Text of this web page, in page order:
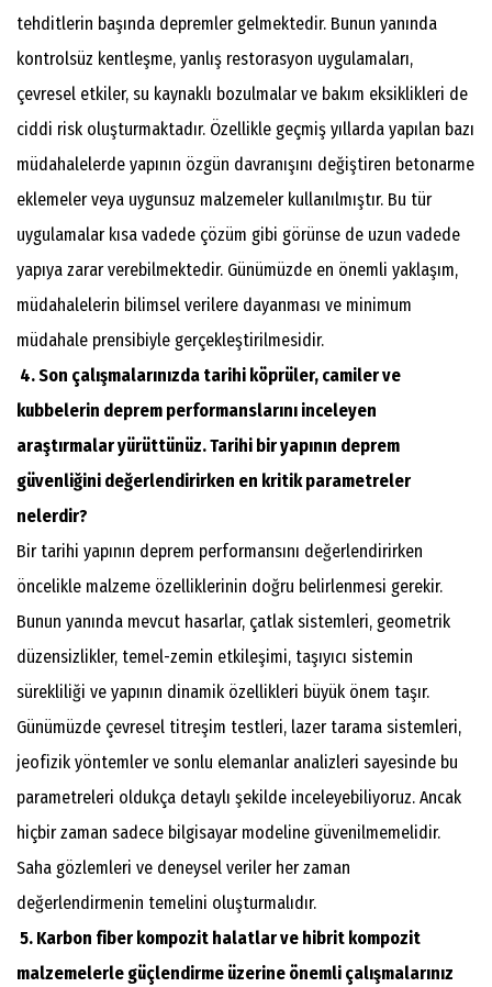
tehditlerin başında depremler gelmektedir. Bunun yanında
kontrolsüz kentleşme, yanlış restorasyon uygulamaları,
çevresel etkiler, su kaynaklı bozulmalar ve bakım eksiklikleri de
ciddi risk oluşturmaktadır. Özellikle geçmiş yıllarda yapılan bazı
müdahalelerde yapının özgün davranışını değiştiren betonarme
eklemeler veya uygunsuz malzemeler kullanılmıştır. Bu tür
uygulamalar kısa vadede çözüm gibi görünse de uzun vadede
yapıya zarar verebilmektedir. Günümüzde en önemli yaklaşım,
müdahalelerin bilimsel verilere dayanması ve minimum
müdahale prensibiyle gerçekleştirilmesidir.
4. Son çalışmalarınızda tarihi köprüler, camiler ve
kubbelerin deprem performanslarını inceleyen
araştırmalar yürüttünüz. Tarihi bir yapının deprem
güvenliğini değerlendirirken en kritik parametreler
nelerdir?
Bir tarihi yapının deprem performansını değerlendirirken
öncelikle malzeme özelliklerinin doğru belirlenmesi gerekir.
Bunun yanında mevcut hasarlar, çatlak sistemleri, geometrik
düzensizlikler, temel-zemin etkileşimi, taşıyıcı sistemin
sürekliliği ve yapının dinamik özellikleri büyük önem taşır.
Günümüzde çevresel titreşim testleri, lazer tarama sistemleri,
jeofizik yöntemler ve sonlu elemanlar analizleri sayesinde bu
parametreleri oldukça detaylı şekilde inceleyebiliyoruz. Ancak
hiçbir zaman sadece bilgisayar modeline güvenilmemelidir.
Saha gözlemleri ve deneysel veriler her zaman
değerlendirmenin temelini oluşturmalıdır.
5. Karbon fiber kompozit halatlar ve hibrit kompozit
malzemelerle güçlendirme üzerine önemli çalışmalarınız